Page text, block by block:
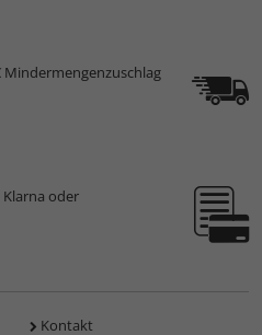
Mindermengenzuschlag
Klarna oder
Kontakt